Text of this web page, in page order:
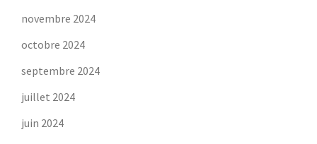
novembre 2024
octobre 2024
septembre 2024
juillet 2024
juin 2024